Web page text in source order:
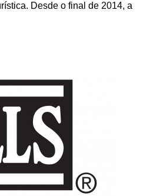
Desde o final de 2014, a